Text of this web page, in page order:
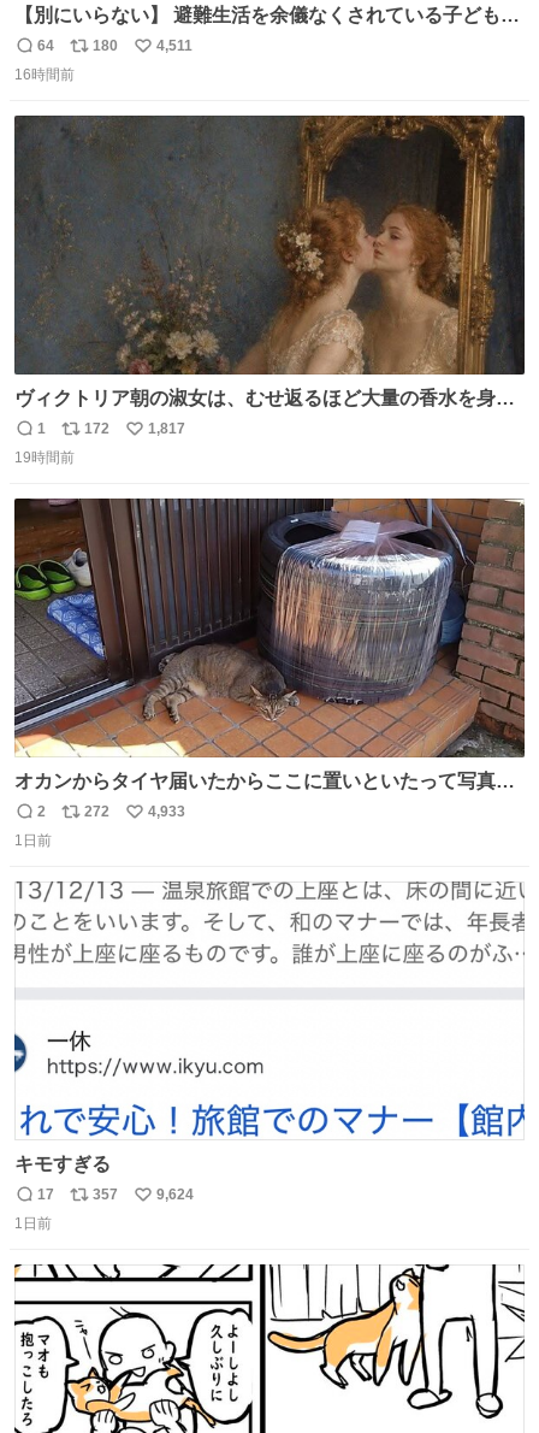
【別にいらない】 避難生活を余儀なくされている子どもた
ちのためにヒカキンボックス1000個を寄付させていただき
ました
返
信
64
リ
ポ
ト
180
い
4,511
16時間前
ヴィクトリア朝の淑女は、むせ返るほど大量の香水を身に
つけるものではないとされていた。それでも香水は、髪や
肌の手入れと同じくらい、ヴィクトリア朝の女性達の美容
が知る香水よりも単純な組成で、その大部分は薔薇、菫、
ベルガモット、
返
信
1
リ
ポ
ト
数
172
い
数
1,817
19時間前
オカンからタイヤ届いたからここに置いといたって写真送
られてきたけど明らかに猫が邪魔くさそうな顔してて草
返
信
2
リ
ト
数
272
い
数
4,933
1日前
キモすぎる
返
信
17
リ
ト
数
357
い
数
9,624
1日前